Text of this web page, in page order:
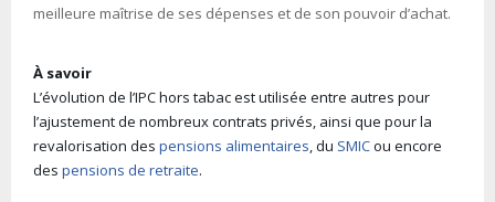
meilleure maîtrise de ses dépenses et de son pouvoir d’achat.
À savoir
L’évolution de l’IPC hors tabac est utilisée entre autres pour
l’ajustement de nombreux contrats privés, ainsi que pour la
revalorisation des pensions alimentaires, du SMICou encore
des pensions de retraite.